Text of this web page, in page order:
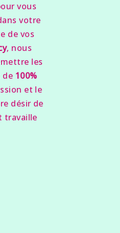
vous
votre
de vos
, nous
les
de 100%
et le
désir de
travaille